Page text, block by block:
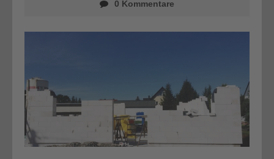
0 Kommentare